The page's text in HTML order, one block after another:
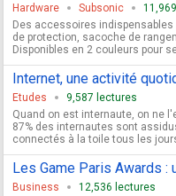
Hardware Subsonic
Des accessoires indispensables
de protection, sacoche de
Disponibles en 2 couleurs pour
Internet, une activité
Etudes
9,587 lectures
Quand on est internaute, on ne
87% des internautes sont
connectés à la toile tous les
Les Game Paris Awards :
Business
12,536 lectures